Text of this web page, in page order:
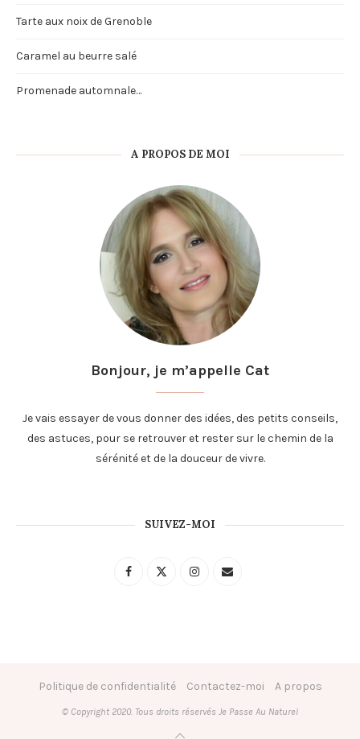
Tarte aux noix de Grenoble
Caramel au beurre salé
Promenade automnale…
A PROPOS DE MOI
Bonjour, je m’appelle Cat
Je vais essayer de vous donner des idées, des petits conseils,
des astuces, pour se retrouver et rester sur le chemin de la
sérénité et de la douceur de vivre.
SUIVEZ-MOI
Politique de confidentialité Contactez-moi A propos
© Copyright 2020. Tous droits réservés Je Passe Au Naturel